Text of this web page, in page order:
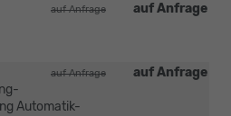
auf Anfrage
auf Anfrage
auf Anfrage
auf Anfrage
Automatik-